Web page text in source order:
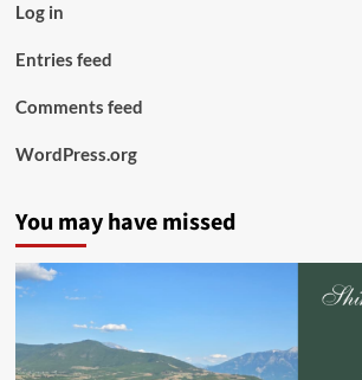
Log in
Entries feed
Comments feed
WordPress.org
You may have missed